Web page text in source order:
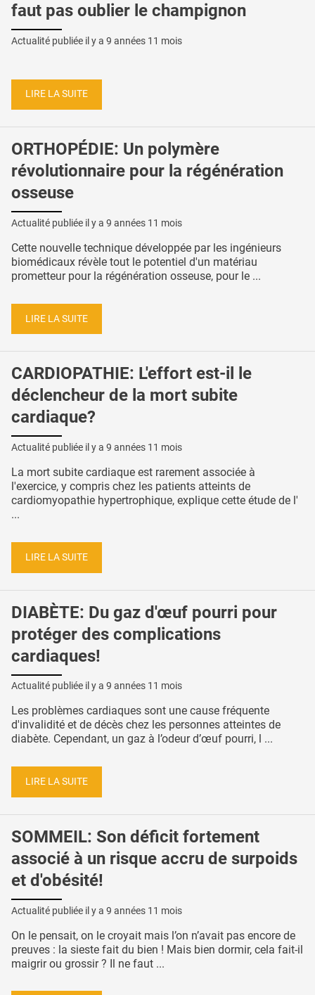
faut pas oublier le champignon
Actualité publiée il y a 9 années 11 mois
LIRE LA SUITE
ORTHOPÉDIE: Un polymère
révolutionnaire pour la régénération
osseuse
Actualité publiée il y a 9 années 11 mois
Cette nouvelle technique développée par les ingénieurs
biomédicaux révèle tout le potentiel d'un matériau
prometteur pour la régénération osseuse, pour le ...
LIRE LA SUITE
CARDIOPATHIE: L'effort est-il le
déclencheur de la mort subite
cardiaque?
Actualité publiée il y a 9 années 11 mois
La mort subite cardiaque est rarement associée à
l'exercice, y compris chez les patients atteints de
cardiomyopathie hypertrophique, explique cette étude de l'
...
LIRE LA SUITE
DIABÈTE: Du gaz d'œuf pourri pour
protéger des complications
cardiaques!
Actualité publiée il y a 9 années 11 mois
Les problèmes cardiaques sont une cause fréquente
d'invalidité et de décès chez les personnes atteintes de
diabète. Cependant, un gaz à l’odeur d’œuf pourri, l ...
LIRE LA SUITE
SOMMEIL: Son déficit fortement
associé à un risque accru de surpoids
et d'obésité!
Actualité publiée il y a 9 années 11 mois
On le pensait, on le croyait mais l’on n’avait pas encore de
preuves : la sieste fait du bien ! Mais bien dormir, cela fait-il
maigrir ou grossir ? Il ne faut ...